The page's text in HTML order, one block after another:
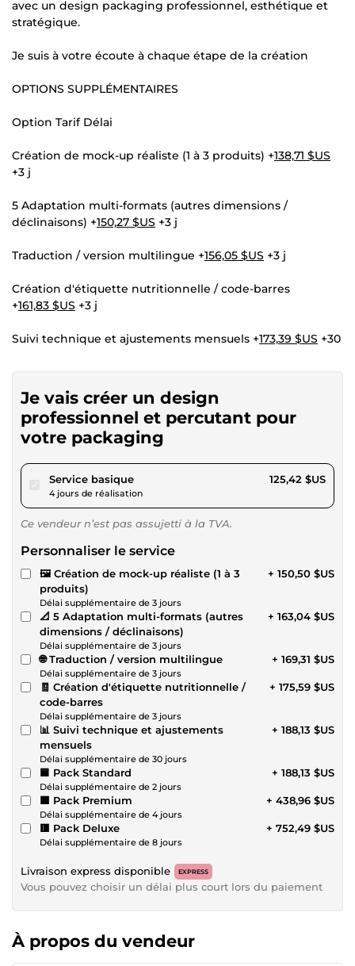
avec un design packaging professionnel, esthétique et
stratégique.
Je suis à votre écoute à chaque étape de la création
OPTIONS SUPPLÉMENTAIRES
Option Tarif Délai
Création de mock-up réaliste (1 à 3 produits) +138,71 $US
+3 j
5 Adaptation multi-formats (autres dimensions /
déclinaisons) +150,27 $US +3 j
Traduction / version multilingue +156,05 $US +3 j
Création d'étiquette nutritionnelle / code-barres
+161,83 $US +3 j
Suivi technique et ajustements mensuels +173,39 $US +30
Je vais créer un design
professionnel et percutant pour
votre packaging
Service basiquepour 115,59 $US
4 jours de réalisation
125,42 $US
Ce vendeur n’est pas assujetti à la TVA.
Personnaliser le service
🖼️ Création de mock-up réaliste (1 à 3
produits)
Délai supplémentaire de 3 jours
+ 150,50 $US
📐 5 Adaptation multi-formats (autres
dimensions / déclinaisons)
Délai supplémentaire de 3 jours
+ 163,04 $US
🌐 Traduction / version multilingue
Délai supplémentaire de 3 jours
+ 169,31 $US
🧾 Création d'étiquette nutritionnelle /
code-barres
Délai supplémentaire de 3 jours
+ 175,59 $US
📊 Suivi technique et ajustements
mensuels
Délai supplémentaire de 30 jours
+ 188,13 $US
🟦 Pack Standard
Délai supplémentaire de 2 jours
+ 188,13 $US
🟧 Pack Premium
Délai supplémentaire de 4 jours
+ 438,96 $US
🟥 Pack Deluxe
Délai supplémentaire de 8 jours
+ 752,49 $US
Livraison express disponible EXPRESS
Vous pouvez choisir un délai plus court lors du paiement
À propos du vendeur